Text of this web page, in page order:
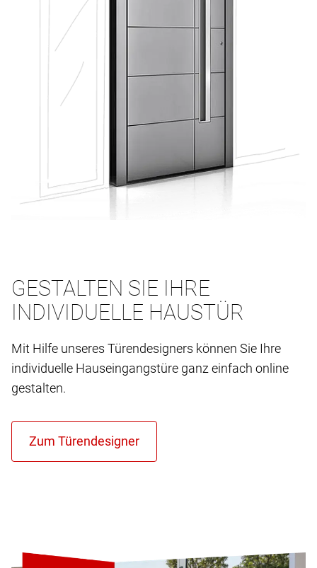
GESTALTEN SIE IHRE
INDIVIDUELLE HAUSTÜR
Mit Hilfe unseres Türendesigners können Sie Ihre
individuelle Hauseingangstüre ganz einfach online
gestalten.